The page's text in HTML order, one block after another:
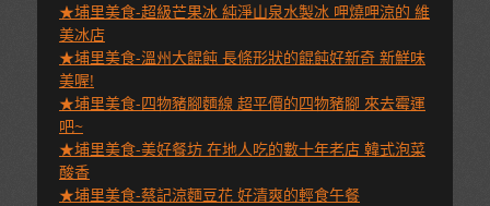
★埔里美食-超級芒果冰 純淨山泉水製冰 呷燒呷涼的 維
美冰店
★埔里美食-溫州大餛飩 長條形狀的餛飩好新奇 新鮮味
美喔!
★埔里美食-四物豬腳麵線 超平價的四物豬腳 來去霉運
吧~
★埔里美食-美好餐坊 在地人吃的數十年老店 韓式泡菜
酸香
★埔里美食-蔡記涼麵豆花 好清爽的輕食午餐